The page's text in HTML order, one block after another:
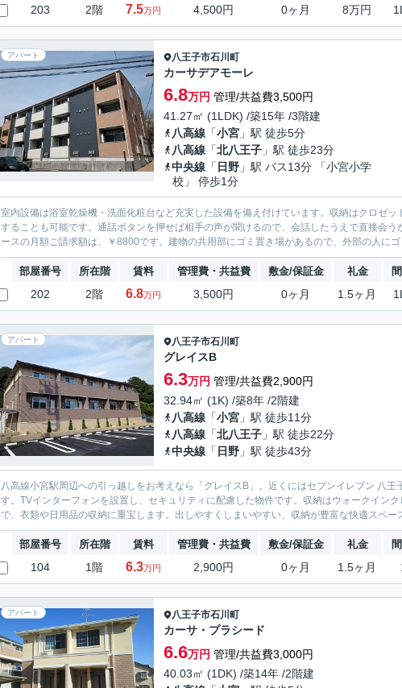
203 2階 7.5万円 4,500円 0ヶ月 8万円
アパート 八王子市石川町
カーサデアモーレ
6.8万円 管理/共益費3,500円
41.27㎡ (1LDK) /築15年 /3階建
八高線 「小宮 」駅 徒歩5分
八高線 「北八王子 」駅 徒歩23分
中央線 「 日野 」駅 バス13分 「小宮小学
校」 停歩1分
室内設備は浴室乾燥機・洗面化粧台など充実した設備を備え付けています。収納はクロゼ
することも可能です。通話ボタンを押せば相手の声が聞けるので、会話したうえで直接会
ースの月額ご請求額は、￥8800です。建物の共用部にゴミ置き場があるので、外部の人に
部屋番号 所在階 賃料 管理費・共益費 敷金/保証金 礼金
202 2階 6.8万円 3,500円 0ヶ月 1.5ヶ月
アパート 八王子市石川町
グレイスB
6.3万円 管理/共益費2,900円
32.94㎡ (1K) /築8年 /2階建
八高線 「小宮 」駅 徒歩11分
八高線 「北八王子 」駅 徒歩22分
中央線 「 日野 」駅 徒歩43分
八高線小宮駅周辺への引っ越しをお考えなら「グレイスB」。近くにはセブンイレブン 八
す。TVインターフォンを設置し、セキュリティに配慮した物件です。収納はウォークイン
で、衣類や日用品の収納に重宝します。出しやすくしまいやすい、収納が豊富な快適スペ
部屋番号 所在階 賃料 管理費・共益費 敷金/保証金 礼金
104 1階 6.3万円 2,900円 0ヶ月 1.5ヶ月
アパート 八王子市石川町
カーサ・プラシード
6.6万円 管理/共益費3,000円
40.03㎡ (1DK) /築14年 /2階建